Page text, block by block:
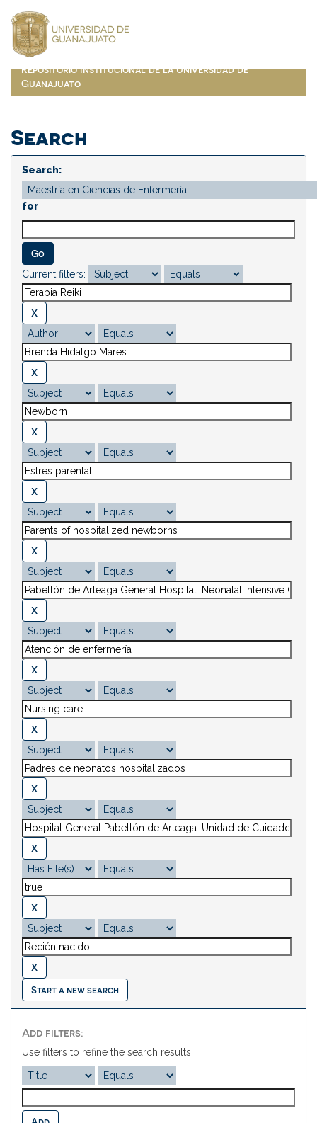
navigation
Repositorio Institucional de la Universidad de
Guanajuato
Search
Search:
for
Current filters:
Start a new search
Add filters:
Use filters to refine the search results.